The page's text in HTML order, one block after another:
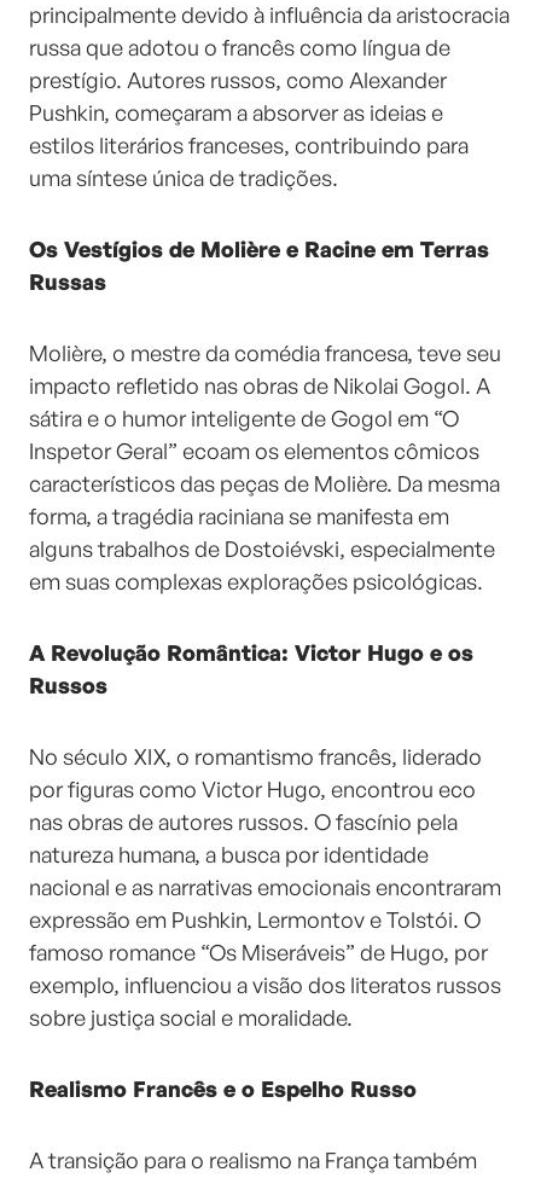
principalmente devido à influência da aristocracia
russa que adotou o francês como língua de
prestígio. Autores russos, como Alexander
Pushkin, começaram a absorver as ideias e
estilos literários franceses, contribuindo para
uma síntese única de tradições.
Os Vestígios de Molière e Racine em Terras
Russas
Molière, o mestre da comédia francesa, teve seu
impacto refletido nas obras de Nikolai Gogol. A
sátira e o humor inteligente de Gogol em “O
Inspetor Geral” ecoam os elementos cômicos
característicos das peças de Molière. Da mesma
forma, a tragédia raciniana se manifesta em
alguns trabalhos de Dostoiévski, especialmente
em suas complexas explorações psicológicas.
A Revolução Romântica: Victor Hugo e os
Russos
No século XIX, o romantismo francês, liderado
por figuras como Victor Hugo, encontrou eco
nas obras de autores russos. O fascínio pela
natureza humana, a busca por identidade
nacional e as narrativas emocionais encontraram
expressão em Pushkin, Lermontov e Tolstói. O
famoso romance “Os Miseráveis” de Hugo, por
exemplo, influenciou a visão dos literatos russos
sobre justiça social e moralidade.
Realismo Francês e o Espelho Russo
A transição para o realismo na França também